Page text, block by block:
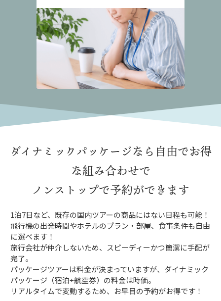
ダイナミックパッケージなら 自由でお得
な組み合わせで
ノンストップで予約ができます
1泊7日など、既存の国内ツアーの商品にはない日程も可能！
飛行機の出発時間やホテルのプラン・部屋、食事条件も自由
に選べます！
旅行会社が仲介しないため、スピーディーかつ簡潔に手配が
完了。
パッケージツアーは料金が決まっていますが、ダイナミック
パッケージ（宿泊+航空券）の料金は時価。
リアルタイムで変動するため、お早目の予約がお得です！